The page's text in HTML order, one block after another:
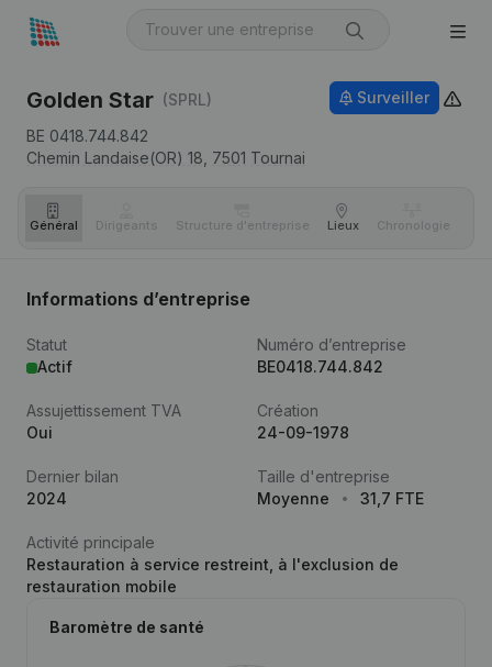
Golden Star (SPRL)
BE 0418.744.842
Chemin Landaise(OR) 18, 7501 Tournai
Surveiller
Général Dirigeants Structure d'entreprise Lieux Chronologie
Informations d’entreprise
Statut
Actif
Numéro d’entreprise
BE0418.744.842
Assujettissement TVA
Oui
Création
24-09-1978
Dernier bilan
2024
Taille d'entreprise
Moyenne
31,7 FTE
Activité principale
Restauration à service restreint, à l'exclusion de
restauration mobile
Baromètre de santé